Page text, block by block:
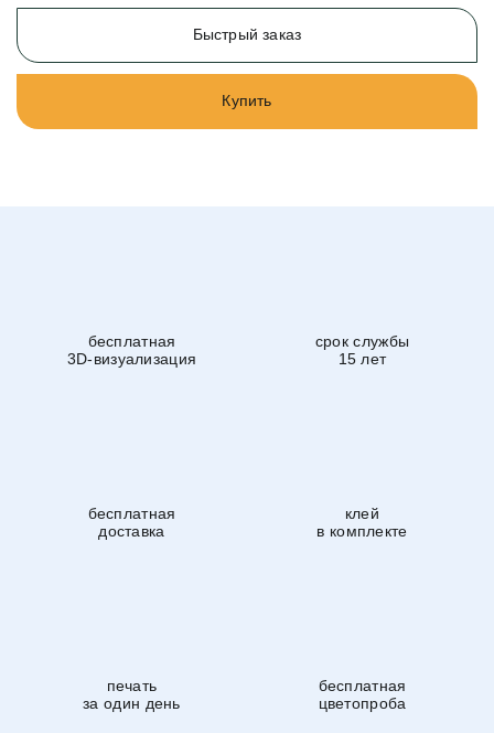
Быстрый заказ
Купить
бесплатная
3D-визуализация
срок службы
15 лет
бесплатная
доставка
клей
в комплекте
печать
за один день
бесплатная
цветопроба